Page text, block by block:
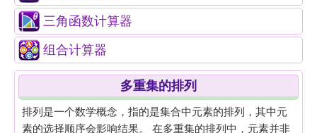
三角函数计算器
组合计算器
多重集的排列
排列是一个数学概念，指的是集合中元素的排列，其中元
素的选择顺序会影响结果。 在多重集的排列中，元素并非